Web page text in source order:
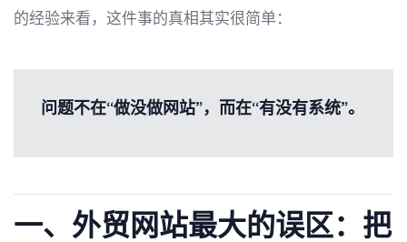
的经验来看，这件事的真相其实很简单：
问题不在“做没做网站”，而在“有没有系统”。
一、外贸网站最大的误区：把